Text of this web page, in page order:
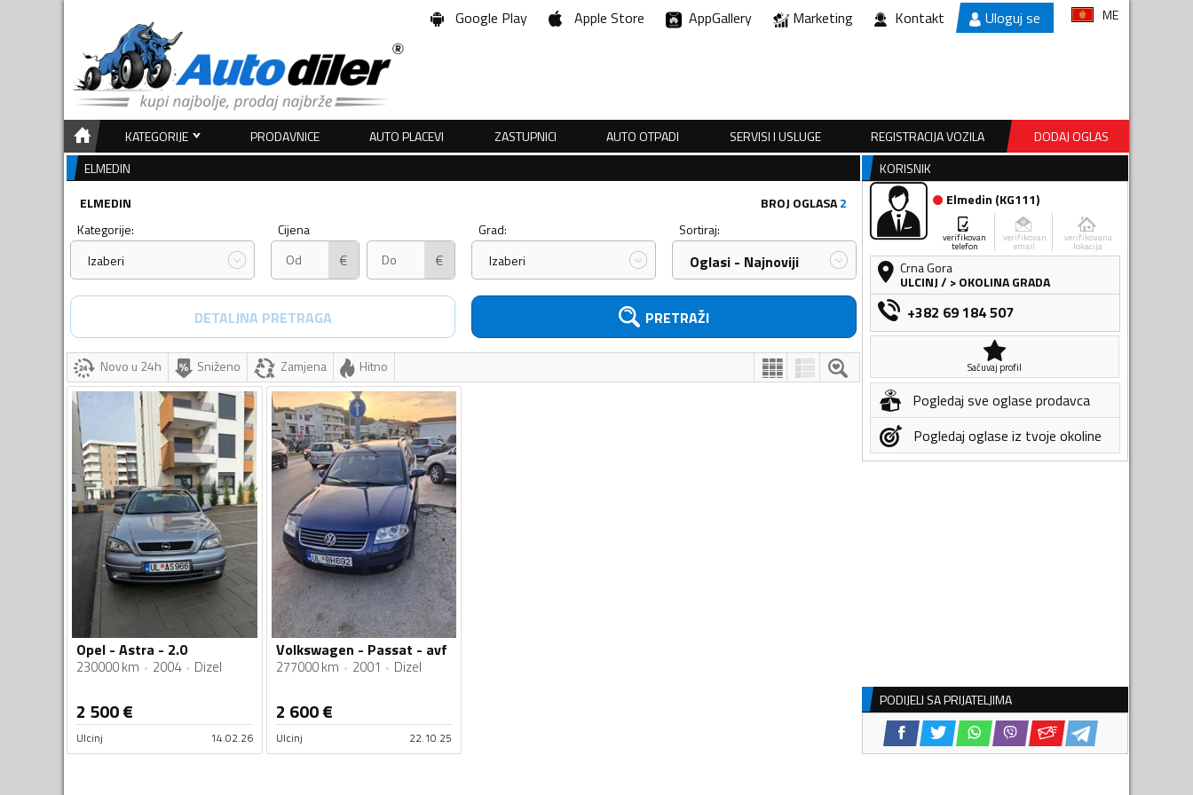
Google Play Apple Store AppGallery Marketing Kontakt Uloguj se ME
KATEGORIJE PRODAVNICE AUTO PLACEVI ZASTUPNICI AUTO OTPADI SERVISI I USLUGE REGISTRACIJA VOZILA
DODAJ OGLAS
ELMEDIN
ELMEDIN
BROJ OGLASA2
Kategorije:
Izaberi
Cijena
€ €
Grad:
Izaberi
Sortiraj:
Oglasi - Najnoviji
DETALJNA PRETRAGA PRETRAŽI
Novo u 24h Sniženo Zamjena Hitno
Opel - Astra - 2.0
230000 km 2004 Dizel
2 500€
Ulcinj 14.02.26
Volkswagen - Passat - avf
277000 km 2001 Dizel
2 600€
Ulcinj 22.10.25
KORISNIK
Elmedin (KG111)
verifikovan
telefon
verifikovan
email
verifikovana
lokacija
Crna Gora
ULCINJ/ > OKOLINA GRADA
+382 69 184 507
Sačuvaj profil
Pogledaj sve oglase prodavca
Pogledaj oglase iz tvoje okoline
PODIJELI SA PRIJATELJIMA